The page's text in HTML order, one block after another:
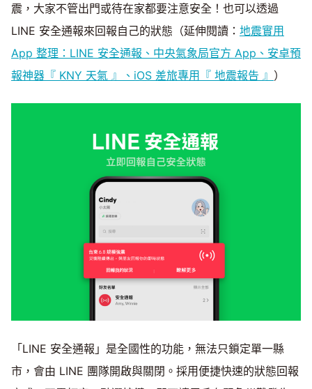
震，大家不管出門或待在家都要注意安全！也可以透過
LINE 安全通報來回報自己的狀態（延伸閱讀： 地震實用
App 整理：LINE 安全通報、中央氣象局官方 App、安卓預
報神器『 KNY 天氣 』、iOS 差旅專用『 地震報告 』 ）
「LINE 安全通報」是全國性的功能，無法只鎖定單一縣
市，會由 LINE 團隊開啟與關閉。採用便捷快速的狀態回報